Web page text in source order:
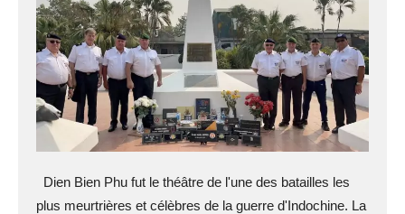
Dien Bien Phu fut le théâtre de l'une des batailles les
plus meurtrières et célèbres de la guerre d'Indochine. La